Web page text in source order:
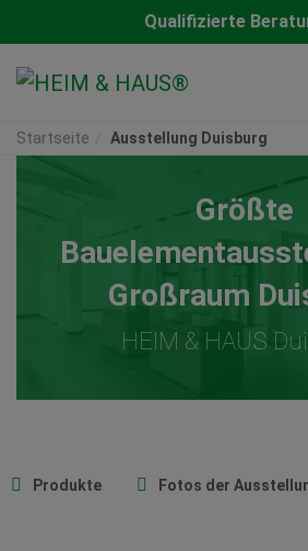
Qualifizierte
Startseite Ausstellung Duisburg
Größte
Großraum
HEIM & HAUS
Produkte Fotos der